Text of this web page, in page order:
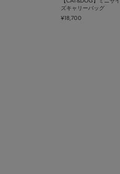
ズキャリーバッグ
¥18,700